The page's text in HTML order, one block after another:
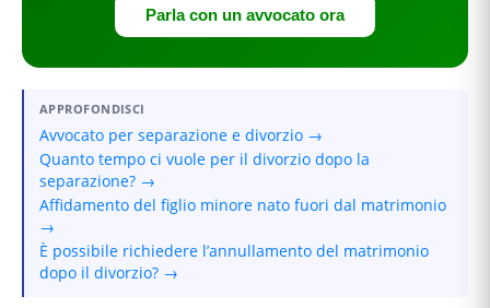
Parla con un avvocato ora
APPROFONDISCI
Avvocato per separazione e divorzio →
Quanto tempo ci vuole per il divorzio dopo la
separazione? →
Affidamento del figlio minore nato fuori dal matrimonio
→
È possibile richiedere l’annullamento del matrimonio
dopo il divorzio? →